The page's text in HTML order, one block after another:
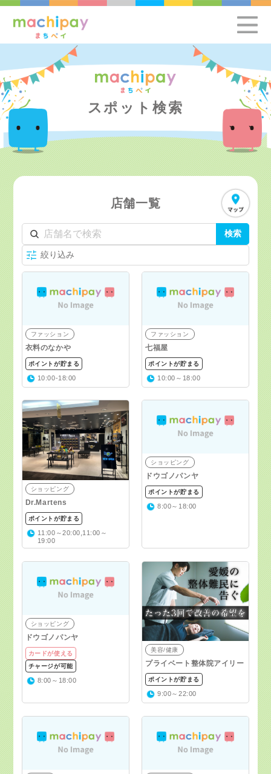
スポット検索
店舗一覧
検索
絞り込み
ファッション
衣料のなかや
ポイントが貯まる
10:00-18:00
ファッション
七福屋
ポイントが貯まる
10:00～18:00
ショッピング
Dr.Martens
ポイントが貯まる
11:00～20:00,11:00～
19:00
ショッピング
ドウゴノパンヤ
ポイントが貯まる
8:00～18:00
ショッピング
ドウゴノパンヤ
カードが使える
チャージが可能
8:00～18:00
美容/健康
プライベート整体院アイリー
ポイントが貯まる
9:00～22:00